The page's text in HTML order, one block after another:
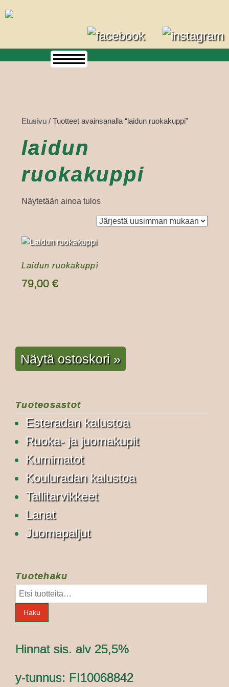
to
Etusivu/ Tuotteet avainsanalla “laidun ruokakuppi”
laidun
ruokakuppi
Näytetään ainoa tulos
Laidun ruokakuppi
79,00 €
Näytä ostoskori »
Tuoteosastot
Esteradan kalustoa
Ruoka- ja juomakupit
Kumimatot
Kouluradan kalustoa
Tallitarvikkeet
Lanat
Juomapaljut
Tuotehaku
Etsi:
Haku
Hinnat sis. alv 25,5%
y-tunnus: FI10068842